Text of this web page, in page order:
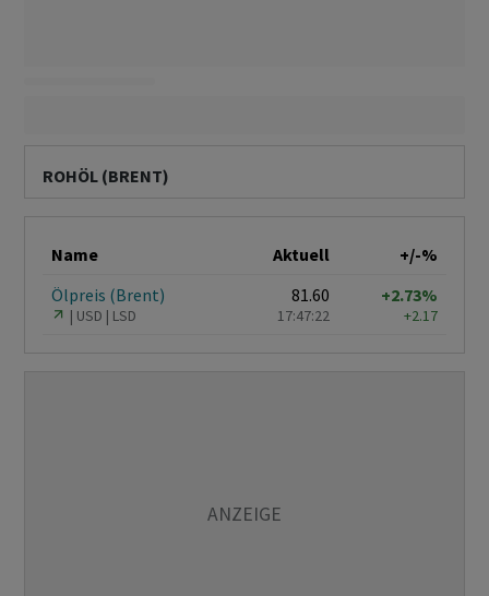
ROHÖL (BRENT)
Name Aktuell
+/-%
Ölpreis (Brent)
USD LSD
81.60
17:47:22
+2.73%
+2.17